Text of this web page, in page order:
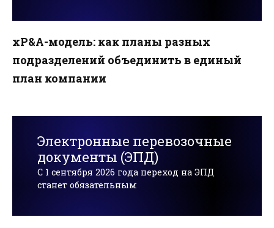
xP&A-модель: как планы разных
подразделений объединить в единый
план компании
Электронные перевозочные
документы (ЭПД)
С 1 сентября 2026 года переход на ЭПД
станет обязательным